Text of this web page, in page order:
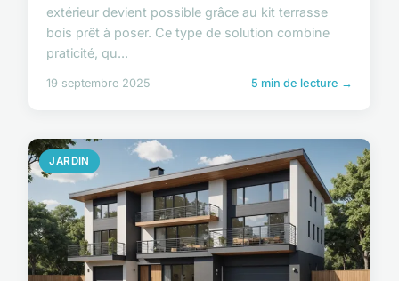
extérieur devient possible grâce au kit terrasse
bois prêt à poser. Ce type de solution combine
praticité, qu...
19 septembre 2025 5 min de lecture →
JARDIN